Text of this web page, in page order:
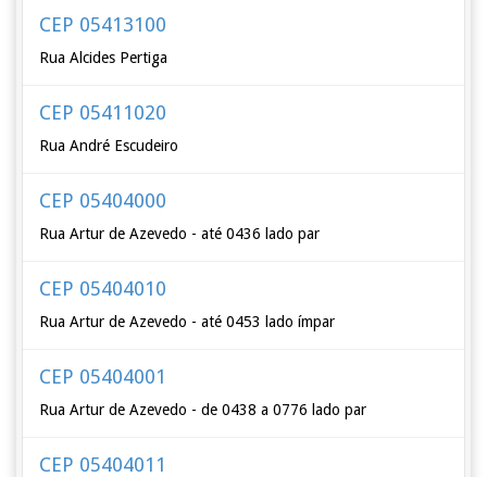
CEP 05413100
Rua Alcides Pertiga
CEP 05411020
Rua André Escudeiro
CEP 05404000
Rua Artur de Azevedo - até 0436 lado par
CEP 05404010
Rua Artur de Azevedo - até 0453 lado ímpar
CEP 05404001
Rua Artur de Azevedo - de 0438 a 0776 lado par
CEP 05404011